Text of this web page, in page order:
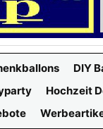
DIY
Hochzeit